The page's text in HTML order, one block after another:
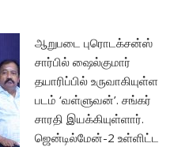
ஆறுபடை புரொடக்சன்ஸ்
சார்பில் ஷைல்குமார்
தயாரிப்பில் உருவாகியுள்ள
படம் ‘வள்ளுவன்’. சங்கர்
சாரதி இயக்கியுள்ளார்.
ஜென்டில்மேன்-2 உள்ளிட்ட